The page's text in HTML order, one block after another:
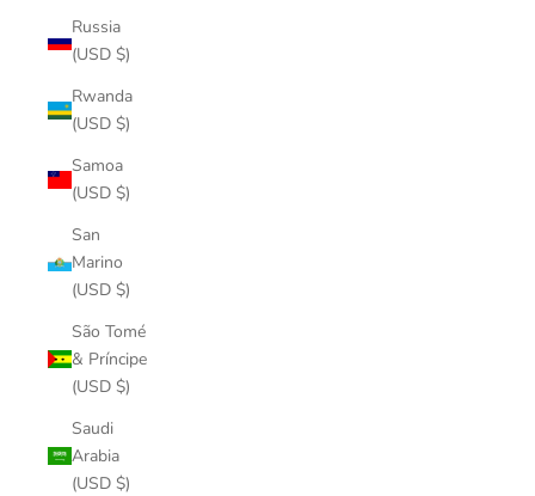
Russia
(USD $)
Rwanda
(USD $)
Samoa
(USD $)
San
Marino
(USD $)
São Tomé
& Príncipe
(USD $)
Saudi
Arabia
(USD $)